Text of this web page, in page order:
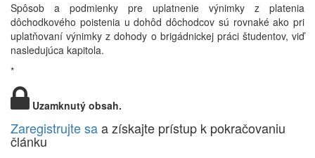
Spôsob a podmienky pre uplatnenie výnimky z platenia
dôchodkového poistenia u dohôd dôchodcov sú rovnaké ako pri
uplatňovaní výnimky z dohody o brigádnickej práci študentov, viď
nasledujúca kapitola.
*
Uzamknutý obsah.
Zaregistrujte saa získajte prístup k pokračovaniu
článku